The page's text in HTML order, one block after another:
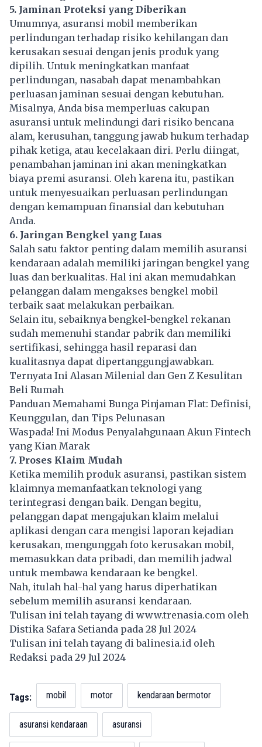
5. Jaminan Proteksi yang Diberikan
Umumnya, asuransi mobil memberikan
perlindungan terhadap risiko kehilangan dan
kerusakan sesuai dengan jenis produk yang
dipilih. Untuk meningkatkan manfaat
perlindungan, nasabah dapat menambahkan
perluasan jaminan sesuai dengan kebutuhan.
Misalnya, Anda bisa memperluas cakupan
asuransi untuk melindungi dari risiko bencana
alam, kerusuhan, tanggung jawab hukum terhadap
pihak ketiga, atau kecelakaan diri. Perlu diingat,
penambahan jaminan ini akan meningkatkan
biaya premi asuransi. Oleh karena itu, pastikan
untuk menyesuaikan perluasan perlindungan
dengan kemampuan finansial dan kebutuhan
Anda.
6. Jaringan Bengkel yang Luas
Salah satu faktor penting dalam memilih asuransi
kendaraan adalah memiliki jaringan bengkel yang
luas dan berkualitas. Hal ini akan memudahkan
pelanggan dalam mengakses bengkel mobil
terbaik saat melakukan perbaikan.
Selain itu, sebaiknya bengkel-bengkel rekanan
sudah memenuhi standar pabrik dan memiliki
sertifikasi, sehingga hasil reparasi dan
kualitasnya dapat dipertanggungjawabkan.
Ternyata Ini Alasan Milenial dan Gen Z Kesulitan
Beli Rumah
Panduan Memahami Bunga Pinjaman Flat: Definisi,
Keunggulan, dan Tips Pelunasan
Waspada! Ini Modus Penyalahgunaan Akun Fintech
yang Kian Marak
7. Proses Klaim Mudah
Ketika memilih produk asuransi, pastikan sistem
klaimnya memanfaatkan teknologi yang
terintegrasi dengan baik. Dengan begitu,
pelanggan dapat mengajukan klaim melalui
aplikasi dengan cara mengisi laporan kejadian
kerusakan, mengunggah foto kerusakan mobil,
memasukkan data pribadi, dan memilih jadwal
untuk membawa kendaraan ke bengkel.
Nah, itulah hal-hal yang harus diperhatikan
sebelum memilih asuransi kendaraan.
Tulisan ini telah tayang di www.trenasia.com oleh
Distika Safara Setianda pada 28 Jul 2024
Tulisan ini telah tayang dibalinesia.id oleh
Redaksi pada 29 Jul 2024
Tags: mobil motor kendaraan bermotor
asuransi kendaraan asuransi